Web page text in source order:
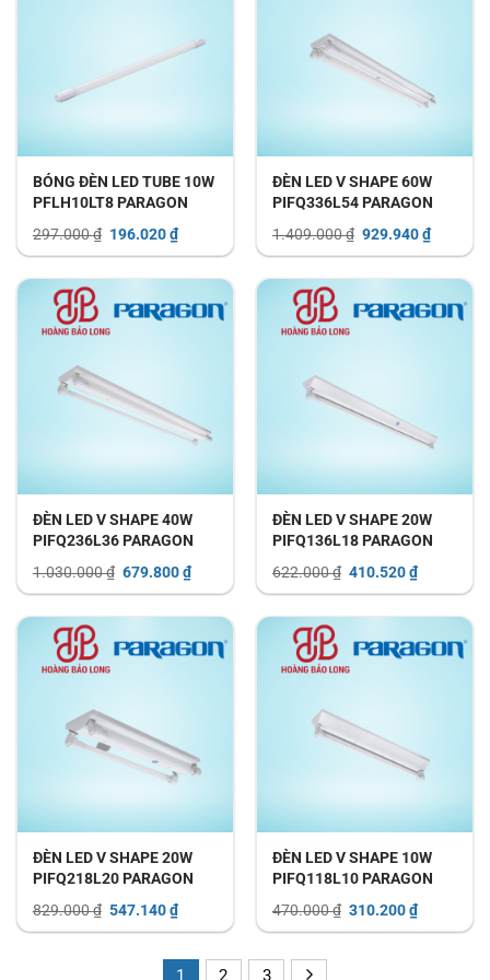
BÓNG ĐÈN LED TUBE 10W
PFLH10LT8 PARAGON
297.000₫ Giá
là:
297.000 ₫.
196.020₫Giá
hiện
tại
là:
196.020 ₫.
ĐÈN LED V SHAPE 60W
PIFQ336L54 PARAGON
1.409.000₫ Giá
là:
1.409.000 ₫.
929.940₫Giá
hiện
tại
là:
ĐÈN LED V SHAPE 40W
PIFQ236L36 PARAGON
1.030.000₫ Giá
là:
1.030.000 ₫.
679.800₫Giá
hiện
tại
là:
679.800 ₫.
ĐÈN LED V SHAPE 20W
PIFQ136L18 PARAGON
622.000₫ Giá
là:
622.000 ₫.
410.520₫Giá
hiện
tại
là:
410.520 ₫.
ĐÈN LED V SHAPE 20W
PIFQ218L20 PARAGON
829.000₫ Giá
là:
547.140₫Giá
hiện
tại
547.140 ₫.
ĐÈN LED V SHAPE 10W
PIFQ118L10 PARAGON
470.000₫ Giá
là:
310.200₫Giá
hiện
tại
1 2 3